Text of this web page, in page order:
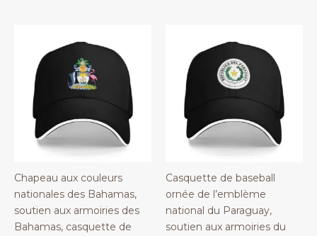
Chapeau aux couleurs
nationales des Bahamas,
soutien aux armoiries des
Bahamas, casquette de
Casquette de baseball
ornée de l’emblème
national du Paraguay,
soutien aux armoiries du